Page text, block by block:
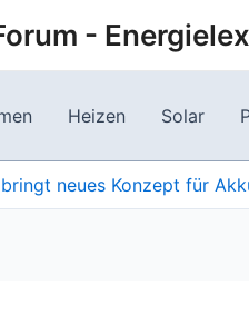
-
Heizen Solar
neues Konzept für